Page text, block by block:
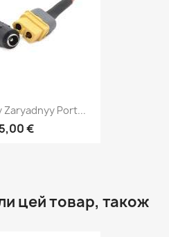
Port...
€
цей товар, також